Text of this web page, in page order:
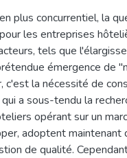
plus concurrentiel, la
les entreprises
tels que
émergence de
c'est la nécessité de
a sous-tendu la
opérant sur un
adoptent maintenant
de qualité.